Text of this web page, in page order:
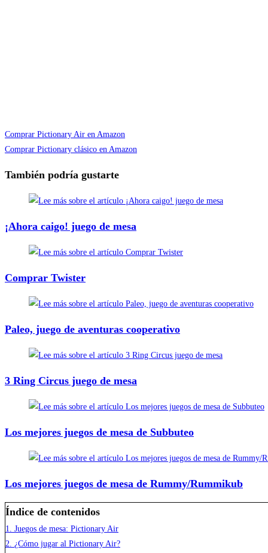
Comprar Pictionary Air en Amazon
Comprar Pictionary clásico en Amazon
También podría gustarte
¡Ahora caigo! juego de mesa
Comprar Twister
Paleo, juego de aventuras cooperativo
3 Ring Circus juego de mesa
Los mejores juegos de mesa de Subbuteo
Los mejores juegos de mesa de Rummy/Rummikub
Índice de contenidos
1.
Juegos de mesa: Pictionary Air
2.
¿Cómo jugar al Pictionary Air?